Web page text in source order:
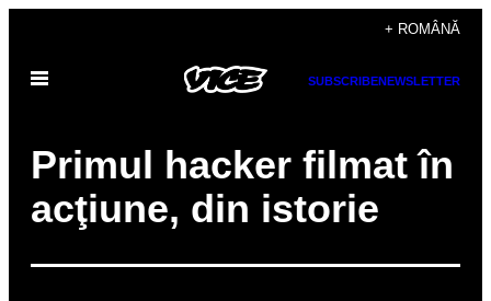
content
+ ROMÂNĂ
Open
SUBSCRIBENEWSLETTER
Primul hacker filmat în
acţiune, din istorie